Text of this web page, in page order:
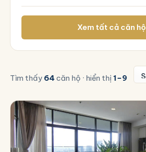
Xem tất cả căn hộ
Tìm thấy 64 căn hộ · hiển thị 1–9